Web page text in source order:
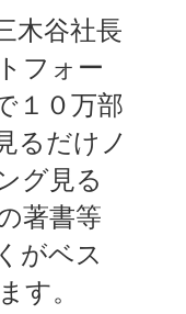
木谷社長
フォー
１０万部
るだけノ
グ見る
著書等
がベス
す。